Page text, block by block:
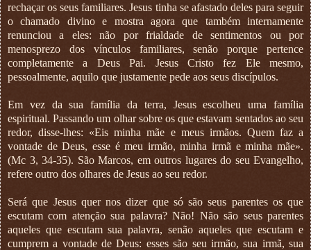
rechaçar os seus familiares. Jesus tinha se afastado deles para seguir
o chamado divino e mostra agora que também internamente
renunciou a eles: não por frialdade de sentimentos ou por
menosprezo dos vínculos familiares, senão porque pertence
completamente a Deus Pai. Jesus Cristo fez Ele mesmo,
pessoalmente, aquilo que justamente pede aos seus discípulos.
Em vez da sua família da terra, Jesus escolheu uma família
espiritual. Passando um olhar sobre os que estavam sentados ao seu
redor, disse-lhes: «Eis minha mãe e meus irmãos. Quem faz a
vontade de Deus, esse é meu irmão, minha irmã e minha mãe».
(Mc 3, 34-35). São Marcos, em outros lugares do seu Evangelho,
refere outro dos olhares de Jesus ao seu redor.
Será que Jesus quer nos dizer que só são seus parentes os que
escutam com atenção sua palavra? Não! Não são seus parentes
aqueles que escutam sua palavra, senão aqueles que escutam e
cumprem a vontade de Deus: esses são seu irmão, sua irmã, sua